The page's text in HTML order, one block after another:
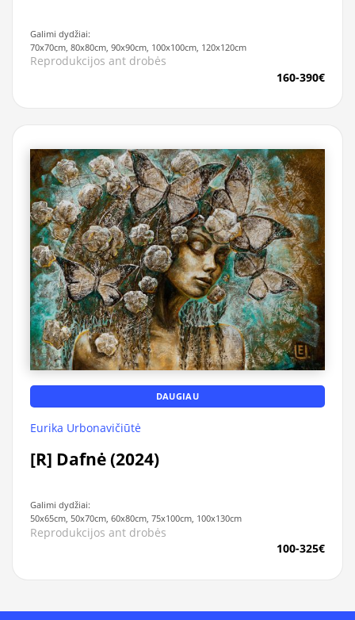
Galimi dydžiai:
70x70cm, 80x80cm, 90x90cm, 100x100cm, 120x120cm
Reprodukcijos ant drobės
160-390€
DAUGIAU
Eurika Urbonavičiūtė
[R] Dafnė (2024)
Galimi dydžiai:
50x65cm, 50x70cm, 60x80cm, 75x100cm, 100x130cm
Reprodukcijos ant drobės
100-325€